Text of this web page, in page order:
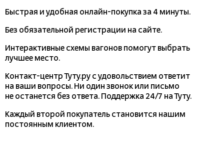
Быстрая и удобная онлайн-покупказа 4 минуты.
Без обязательной регистрации на сайте.
Интерактивные схемы вагонов помогут выбрать
лучшее место.
Контакт-центр Туту.ру с удовольствием ответит
на ваши вопросы. Ни один звонок или письмо
не останется без ответа. Поддержка 24/7 на Туту.
Каждый второй покупатель становится нашим
постоянным клиентом.